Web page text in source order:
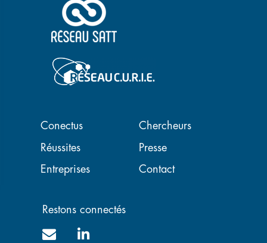
Navigation principale
Conectus
Réussites
Entreprises
Chercheurs
Presse
Contact
Restons connectés